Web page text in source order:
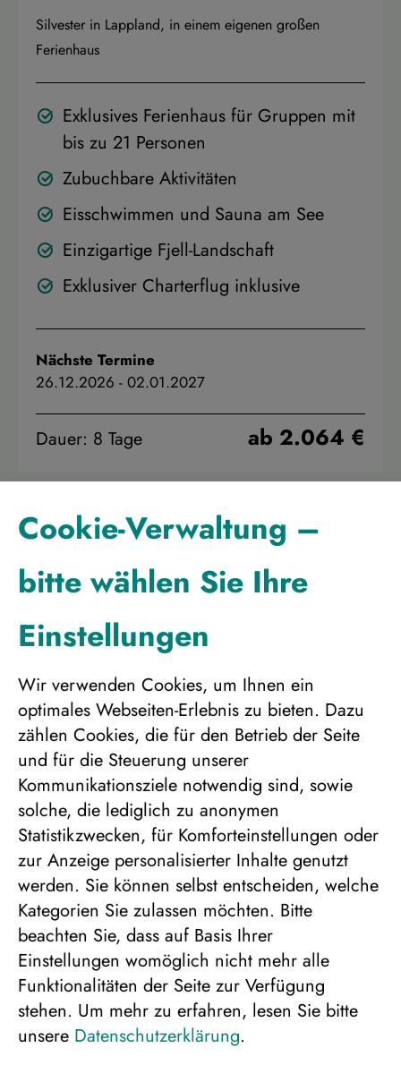
Silvester in Lappland, in einem eigenen großen
Ferienhaus
Exklusives Ferienhaus für Gruppen mit
bis zu 21 Personen
Zubuchbare Aktivitäten
Eisschwimmen und Sauna am See
Einzigartige Fjell-Landschaft
Exklusiver Charterflug inklusive
Nächste Termine
26.12.2026 - 02.01.2027
Dauer: 8 Tage ab 2.064 €
Ferienhaus in sagenhafter Stille
Paketpreis pro Person - Feiertage in Lappland, in
einem eigenem großen Ferienhaus
Exklusives Ferienhaus für Gruppen mit
bis zu 21 Personen
Zubuchbare Aktivitäten
Feiertage in der Wildnis
Flüge bereits inklusive
Cookie-Verwaltung –
bitte wählen Sie Ihre
Einstellungen
Wir verwenden Cookies, um Ihnen ein
optimales Webseiten-Erlebnis zu bieten. Dazu
zählen Cookies, die für den Betrieb der Seite
und für die Steuerung unserer
Kommunikationsziele notwendig sind, sowie
solche, die lediglich zu anonymen
Statistikzwecken, für Komforteinstellungen oder
zur Anzeige personalisierter Inhalte genutzt
werden. Sie können selbst entscheiden, welche
Kategorien Sie zulassen möchten. Bitte
beachten Sie, dass auf Basis Ihrer
Einstellungen womöglich nicht mehr alle
Funktionalitäten der Seite zur Verfügung
stehen. Um mehr zu erfahren, lesen Sie bitte
unsere Datenschutzerklärung.